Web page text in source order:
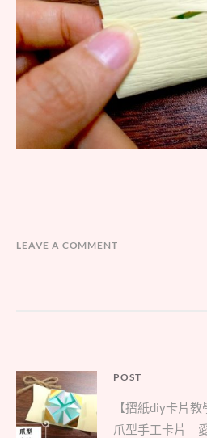
LEAVE A COMMENT
文
章
導
POST
Parent
post:
【摺紙diy卡片
爪型手工卡片｜